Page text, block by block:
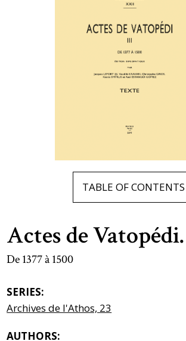
TABLE OF CONTENTS
Actes de
De 1377 à 1500
SERIES:
Archives de l'Athos, 23
AUTHORS: